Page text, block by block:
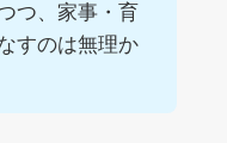
つ、家事・育
すのは無理か